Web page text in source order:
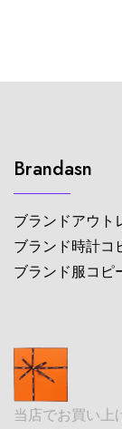
Brandasn
ブランドアウト
ブランド時計コ
ブランド服コピ
当店でお買い上